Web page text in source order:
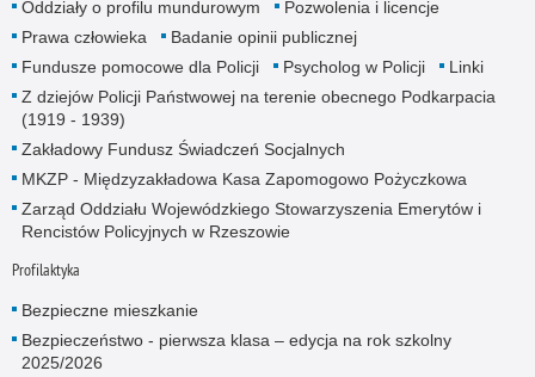
Oddziały o profilu mundurowym
Pozwolenia i licencje
Prawa człowieka
Badanie opinii publicznej
Fundusze pomocowe dla Policji
Psycholog w Policji
Linki
Z dziejów Policji Państwowej na terenie obecnego Podkarpacia
(1919 - 1939)
Zakładowy Fundusz Świadczeń Socjalnych
MKZP - Międzyzakładowa Kasa Zapomogowo Pożyczkowa
Zarząd Oddziału Wojewódzkiego Stowarzyszenia Emerytów i
Rencistów Policyjnych w Rzeszowie
Profilaktyka
Bezpieczne mieszkanie
Bezpieczeństwo - pierwsza klasa – edycja na rok szkolny
2025/2026